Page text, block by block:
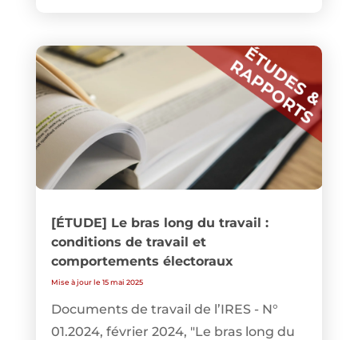
[ÉTUDE] Le bras long du travail :
conditions de travail et
comportements électoraux
Mise à jour le 15 mai 2025
Documents de travail de l’IRES - N°
01.2024, février 2024, "Le bras long du